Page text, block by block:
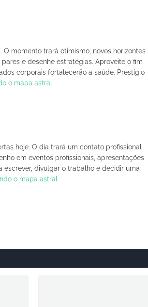
momento trará otimismo, novos horizontes
e desenhe estratégias. Aproveite o fim
corporais fortalecerão a saúde. Prestígio
o mapa astral
hoje. O dia trará um contato profissional
em eventos profissionais, apresentações
divulgar o trabalho e decidir uma
o mapa astral